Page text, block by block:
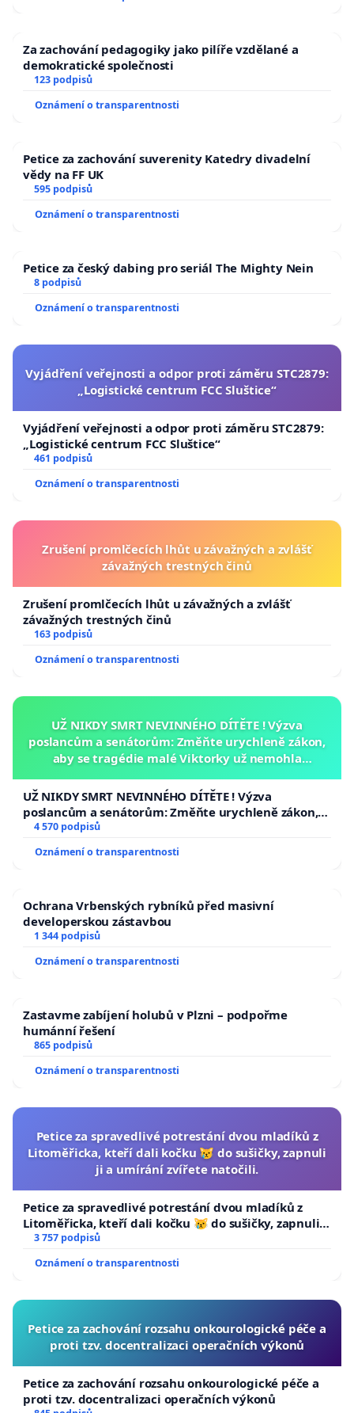
Za zachování pedagogiky jako pilíře vzdělané a
demokratické společnosti
123 podpisů
Oznámení o transparentnosti
Petice za zachování suverenity Katedry divadelní
vědy na FF UK
595 podpisů
Oznámení o transparentnosti
Petice za český dabing pro seriál The Mighty Nein
8 podpisů
Oznámení o transparentnosti
Vyjádření veřejnosti a odpor proti záměru STC2879:
„Logistické centrum FCC Sluštice“
Vyjádření veřejnosti a odpor proti záměru STC2879:
„Logistické centrum FCC Sluštice“
461 podpisů
Oznámení o transparentnosti
Zrušení promlčecích lhůt u závažných a zvlášť
závažných trestných činů
Zrušení promlčecích lhůt u závažných a zvlášť
závažných trestných činů
163 podpisů
Oznámení o transparentnosti
UŽ NIKDY SMRT NEVINNÉHO DÍTĚTE ! Výzva
poslancům a senátorům: Změňte urychleně zákon,
aby se tragédie malé Viktorky už nemohla
UŽ NIKDY SMRT NEVINNÉHO DÍTĚTE ! Výzva
poslancům a senátorům: Změňte urychleně zákon,
aby se tragédie malé Viktorky už nemohla opakovat!
4 570 podpisů
Oznámení o transparentnosti
Ochrana Vrbenských rybníků před masivní
developerskou zástavbou
1 344 podpisů
Oznámení o transparentnosti
Zastavme zabíjení holubů v Plzni – podpořme
humánní řešení
865 podpisů
Oznámení o transparentnosti
Petice za spravedlivé potrestání dvou mladíků z
Litoměřicka, kteří dali kočku 😿 do sušičky, zapnuli
ji a umírání zvířete natočili.
Petice za spravedlivé potrestání dvou mladíků z
Litoměřicka, kteří dali kočku 😿 do sušičky, zapnuli ji
a umírání zvířete natočili.
3 757 podpisů
Oznámení o transparentnosti
Petice za zachování rozsahu onkourologické péče a
proti tzv. docentralizaci operačních výkonů
Petice za zachování rozsahu onkourologické péče a
proti tzv. docentralizaci operačních výkonů